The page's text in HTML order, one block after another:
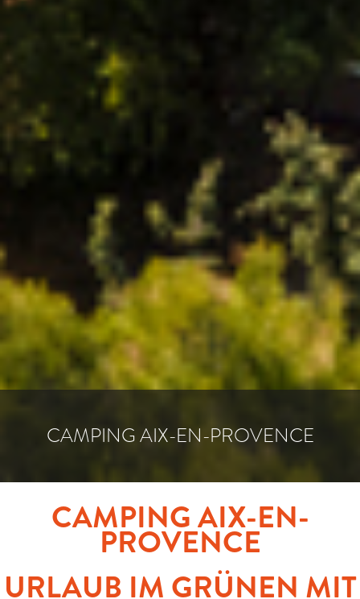
CAMPING AIX-EN-PROVENCE
CAMPING AIX-EN-
PROVENCE
URLAUB IM GRÜNEN MIT